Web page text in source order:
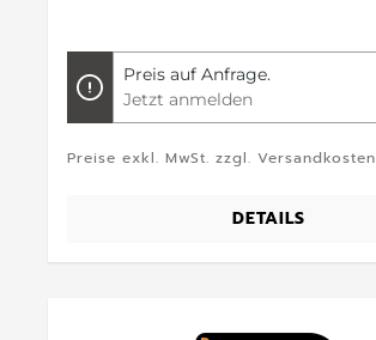
Preis auf Anfrage.
Jetzt anmelden
Preise exkl. MwSt. zzgl. Versandkosten
DETAILS